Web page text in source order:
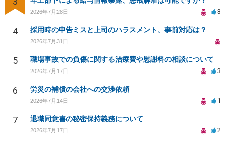
2026年7月28日 3
4 採用時の申告ミスと上司のハラスメント、事前対応は？
2026年7月31日
5 職場事故での負傷に関する治療費や慰謝料の相談について
2026年7月17日 3
6 労災の補償の会社への交渉依頼
2026年7月14日 1
7 退職同意書の秘密保持義務について
2026年7月17日 2